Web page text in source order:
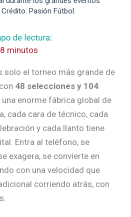
Pasión Fútbol.
8 minutos
solo el torneo más grande de
48 selecciones y 104
una enorme fábrica global de
cada cara de técnico, cada
y cada llanto tiene
Entra al teléfono, se
exagera, se convierte en
con una velocidad que
corriendo atrás, con